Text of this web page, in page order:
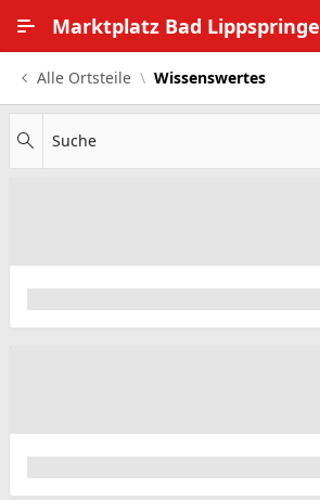
Marktplatz Bad Lippspringe
Alle Ortsteile
Impressum
Alle Ortsteile Wissenswertes
Suche